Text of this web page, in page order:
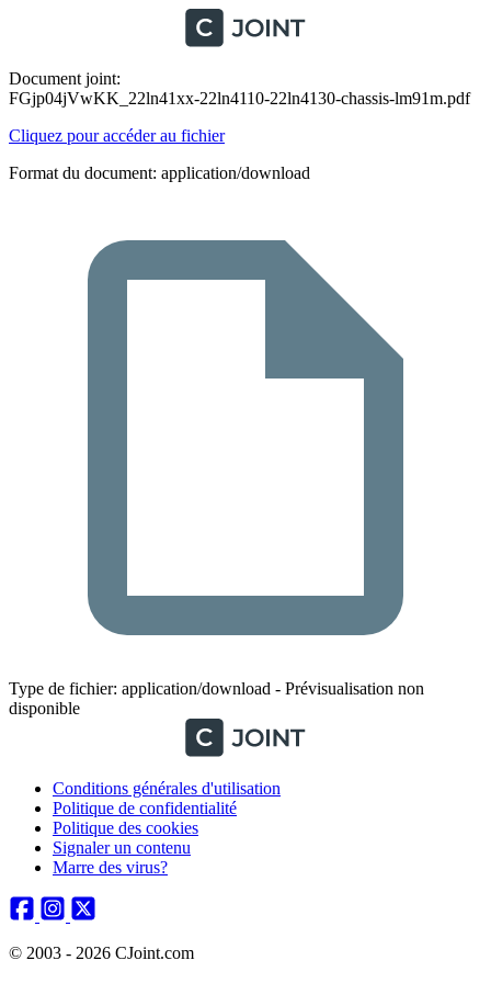
Document joint:
FGjp04jVwKK_22ln41xx-22ln4110-22ln4130-chassis-lm91m.pdf
Cliquez pour accéder au fichier
Format du document: application/download
Type de fichier: application/download - Prévisualisation non
disponible
Conditions générales d'utilisation
Politique de confidentialité
Politique des cookies
Signaler un contenu
Marre des virus?
© 2003 - 2026 CJoint.com